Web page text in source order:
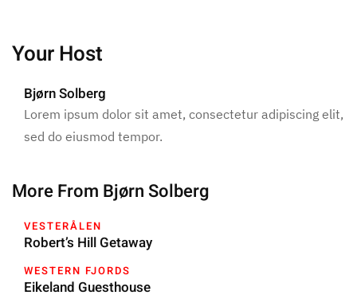
Your Host
Bjørn Solberg
Lorem ipsum dolor sit amet, consectetur adipiscing elit,
sed do eiusmod tempor.
More From Bjørn Solberg
VESTERÅLEN
Robert’s Hill Getaway
WESTERN FJORDS
Eikeland Guesthouse